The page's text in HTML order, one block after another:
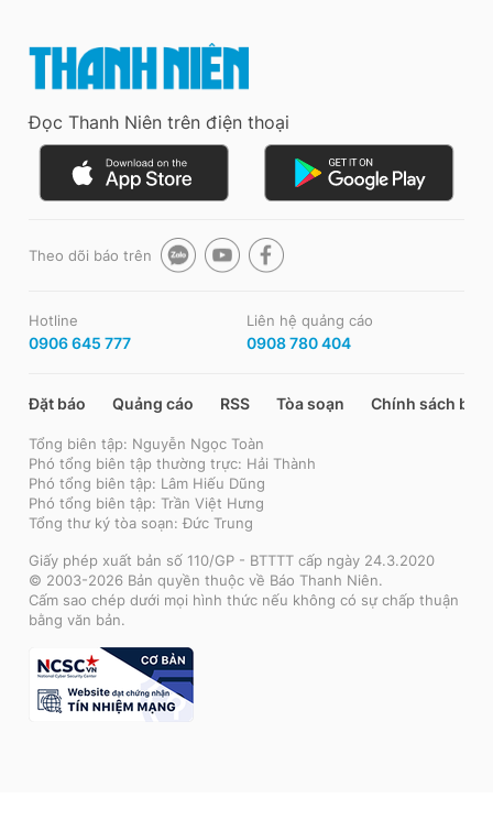
Đọc Thanh Niên trên điện thoại
Theo dõi báo trên
Hotline
0906 645 777
Liên hệ quảng cáo
0908 780 404
Đặt báo Quảng cáo RSS Tòa soạn Chính sách bảo
Tổng biên tập: Nguyễn Ngọc Toàn
Phó tổng biên tập thường trực: Hải Thành
Phó tổng biên tập: Lâm Hiếu Dũng
Phó tổng biên tập: Trần Việt Hưng
Tổng thư ký tòa soạn: Đức Trung
Giấy phép xuất bản số 110/GP - BTTTT cấp ngày 24.3.2020
© 2003-2026 Bản quyền thuộc về Báo Thanh Niên.
Cấm sao chép dưới mọi hình thức nếu không có sự chấp thuận
bằng văn bản.